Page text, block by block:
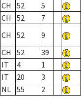
CH
52 5
CH
52 7
CH
52 9
CH
52 39
IT
4 1
IT
20 3
NL 55 2